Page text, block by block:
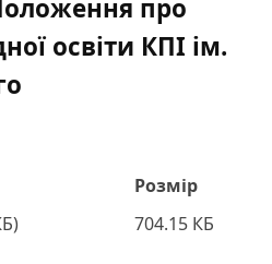
про
освіти КПІ ім.
Розмір
704.15 КБ